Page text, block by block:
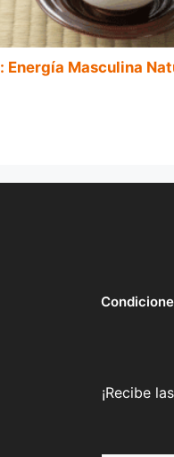
Energía Masculina
¡Recibe